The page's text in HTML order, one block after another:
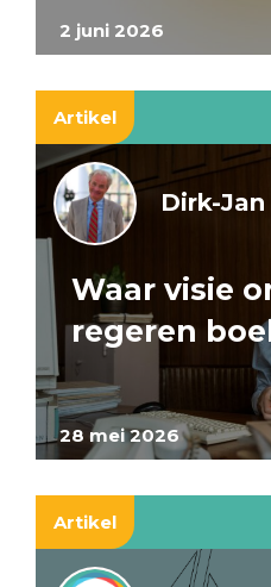
2 juni 2026
Artikel
28 mei 2026
Dirk-
Waar visie
regeren
Artikel